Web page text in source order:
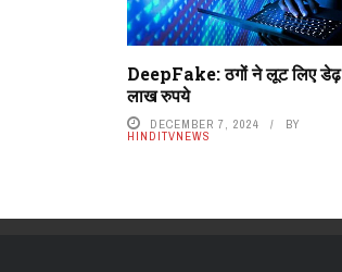
DeepFake: ठगों ने लूट लिए डेढ़
लाख रुपये
DECEMBER 7, 2024 BY
HINDITVNEWS